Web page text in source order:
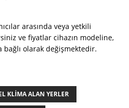
arasında veya yetkili
ve fiyatlar cihazın modeline,
bağlı olarak değişmektedir.
KLIMA ALAN YERLER